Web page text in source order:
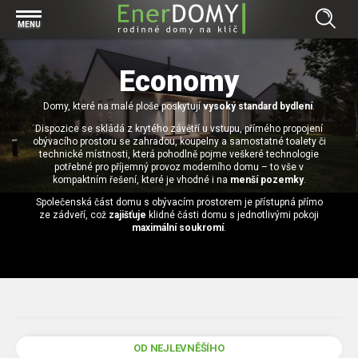
MENU
Prohlížet vše v kategorii Bungalovy
Concept
Exclusive
Effective
Economy
Prohlížet vše v kategorii Projekty
Individuální projekty
Typové řešení
Prohlížet vše v kategorii Technologie
Základová deska
Technologie domu
Zděné domy na klíč
Dřevostavby
Prohlížet vše v kategorii Kontakt
Pracovní pozice
Bezpečnost a ochrana osobních údajů
Prohlížet vše v kategorii Magazín
Financování výstavby rodinného domu
Přízemní rodinné domy
Video EnerDOMY s.r.o.
Economy
Domy, které na malé ploše poskytují vysoký standard bydlení.
Dispozice se skládá z krytého závětří u vstupu, přímého propojení
obývacího prostoru se zahradou, koupelny a samostatné toalety či
technické místnosti, která pohodlně pojme veškeré technologie
potřebné pro příjemný provoz moderního domu – to vše v
kompaktním řešení, které je vhodné i na menší pozemky.
Společenská část domu s obývacím prostorem je přístupná přímo
ze zádveří, což zajišťuje klidné části domu s jednotlivými pokoji
maximální soukromí.
OD NEJLEVNĚŠÍHO